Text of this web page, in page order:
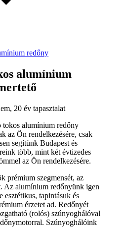
redőny
alumínium
20 év tapasztalat
tokos alumínium redőny
az Ön rendelkezésére, csak
segítünk Budapest és
több, mint két évtizedes
az Ön rendelkezésére.
prémium szegmensét, az
Az alumínium redőnyünk igen
esztétikus, tapintásuk és
érzetet ad. Redőnyét
(rolós) szúnyoghálóval
Szúnyoghálóink